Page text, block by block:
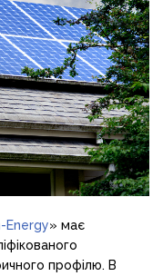
Energy» має
профілю. В